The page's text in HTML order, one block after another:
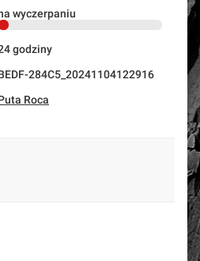
wyczerpaniu
godziny
284C5_20241104122916
Roca